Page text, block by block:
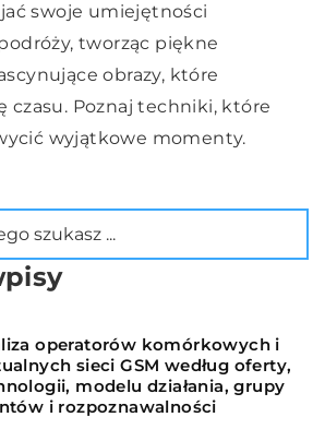
swoje umiejętności
tworząc piękne
obrazy, które
czasu. Poznaj techniki, które
wyjątkowe momenty.
operatorów komórkowych i
sieci GSM według oferty,
modelu działania, grupy
i rozpoznawalności